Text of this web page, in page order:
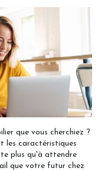
que vous cherchiez ?
les caractéristiques
plus qu'à attendre
que votre futur chez